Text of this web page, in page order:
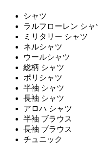
シャツ
ラルフローレン シャ
ミリタリー シャツ
ネルシャツ
ウールシャツ
総柄 シャツ
ポリシャツ
半袖 シャツ
長袖 シャツ
アロハ シャツ
半袖 ブラウス
長袖 ブラウス
チュニック